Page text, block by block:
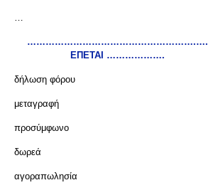
…
……………………………………………….….
ΕΠΕΤΑΙ ……………….
δήλωση φόρου
μεταγραφή
προσύμφωνο
δωρεά
αγοραπωλησία